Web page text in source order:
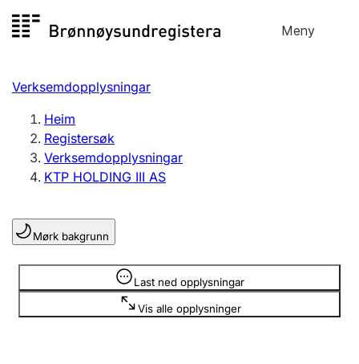
til
Meny
Registersøk
Aksjeselskap
Enkeltpersonføretak
Registrere, endre, slette
Lag og foreining
Registrere, endre, slette
Verksemdopplysningar
Heim
Registersøk
Verksemdopplysningar
KTP HOLDING III AS
Mørk bakgrunn
Last ned opplysningar
Vis alle opplysninger
Opplysninger er skjult